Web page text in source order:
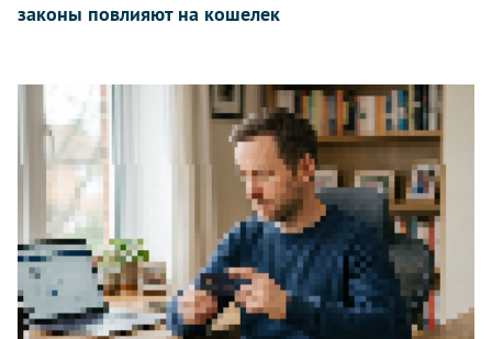
законы повлияют на кошелек